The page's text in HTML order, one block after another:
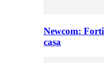
Newcom:
casa